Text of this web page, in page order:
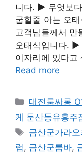
니다. ▶ 무엇보
굽힐줄 아는 오
고객님들께서 만
오태식입니다. ▶
이자리에 있다
Read more
카
테
리
대전룸싸롱
케 둔산동유흥주
태
그
금산군가라오
럽 , 금산군룸바,